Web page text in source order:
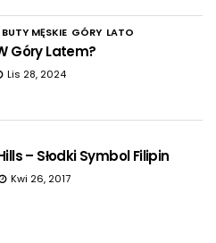
BUTY MĘSKIE GÓRY LATO
Góry Latem?
Lis 28, 2024
– Słodki Symbol Filipin
Kwi 26, 2017